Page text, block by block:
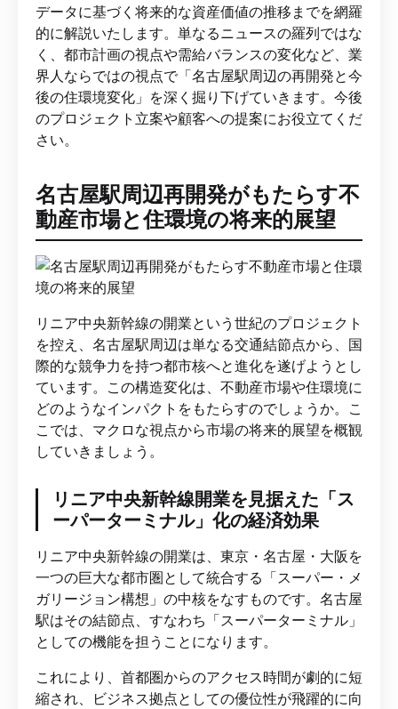
データに基づく将来的な資産価値の推移までを網羅
的に解説いたします。単なるニュースの羅列ではな
く、都市計画の視点や需給バランスの変化など、業
界人ならではの視点で「名古屋駅周辺の再開発と今
後の住環境変化」を深く掘り下げていきます。今後
のプロジェクト立案や顧客への提案にお役立てくだ
さい。
名古屋駅周辺再開発がもたらす不
動産市場と住環境の将来的展望
リニア中央新幹線の開業という世紀のプロジェクト
を控え、名古屋駅周辺は単なる交通結節点から、国
際的な競争力を持つ都市核へと進化を遂げようとし
ています。この構造変化は、不動産市場や住環境に
どのようなインパクトをもたらすのでしょうか。こ
こでは、マクロな視点から市場の将来的展望を概観
していきましょう。
リニア中央新幹線開業を見据えた「ス
ーパーターミナル」化の経済効果
リニア中央新幹線の開業は、東京・名古屋・大阪を
一つの巨大な都市圏として統合する「スーパー・メ
ガリージョン構想」の中核をなすものです。名古屋
駅はその結節点、すなわち「スーパーターミナル」
としての機能を担うことになります。
これにより、首都圏からのアクセス時間が劇的に短
縮され、ビジネス拠点としての優位性が飛躍的に向